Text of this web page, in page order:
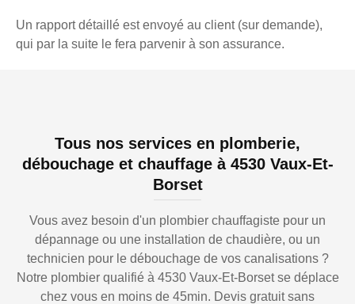
Un rapport détaillé est envoyé au client (sur demande),
qui par la suite le fera parvenir à son assurance.
Tous nos services en plomberie,
débouchage et chauffage à 4530 Vaux-Et-
Borset
Vous avez besoin d'un plombier chauffagiste pour un
dépannage ou une installation de chaudière, ou un
technicien pour le débouchage de vos canalisations ?
Notre plombier qualifié à 4530 Vaux-Et-Borset se déplace
chez vous en moins de 45min. Devis gratuit sans